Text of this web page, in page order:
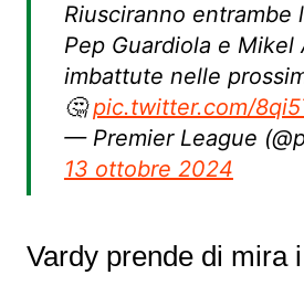
Riusciranno entrambe
Pep Guardiola e Mikel
imbattute nelle
🤔pic.twitter.com/
— Premier League
13 ottobre 2024
Vardy prende di mira